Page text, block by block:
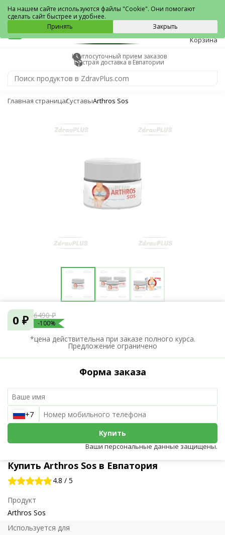
Евпатория
0
Корзина
Круглосуточный прием заказов
Быстрая доставка в Евпатории
Главная страницаСуставыArthros Sos
Купить Arthros Sos в Евпатория
4.8 / 5
Продукт
Arthros Sos
Используется для
0 ₽ 6490 ₽
-100%
*цена действительна при заказе полного курса.
Предложение ограничено
Форма заказа
+7
Купить
Ваши персональные данные защищены.
На нашем сайте используются файлы "Cookie". Они помогают
сделать сайт быстрее и удобнее.
Принять
Закрыть